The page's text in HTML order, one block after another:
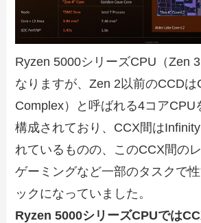
Ryzen 5000シリーズCPU（Zen
なりますが、Zen 2以前のCCDは
Complex）と呼ばれる4コアCPU
構成されており、CCX間は
れているものの、このCCX間の
ゲーミングなど一部のタスクで
ックになっていました。
Ryzen 5000シリーズCPUでは